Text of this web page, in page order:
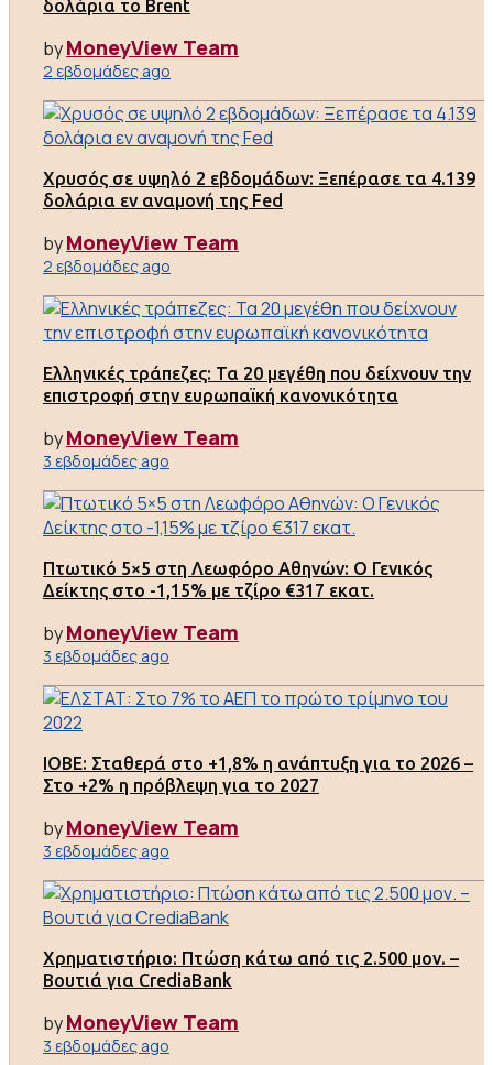
δολάρια το Brent
byMoneyView Team
2 εβδομάδες ago
Χρυσός σε υψηλό 2 εβδομάδων: Ξεπέρασε τα 4.139
δολάρια εν αναμονή της Fed
byMoneyView Team
2 εβδομάδες ago
Ελληνικές τράπεζες: Τα 20 μεγέθη που δείχνουν την
επιστροφή στην ευρωπαϊκή κανονικότητα
byMoneyView Team
3 εβδομάδες ago
Πτωτικό 5×5 στη Λεωφόρο Αθηνών: Ο Γενικός
Δείκτης στο -1,15% με τζίρο €317 εκατ.
byMoneyView Team
3 εβδομάδες ago
ΙΟΒΕ: Σταθερά στο +1,8% η ανάπτυξη για το 2026 –
Στο +2% η πρόβλεψη για το 2027
byMoneyView Team
3 εβδομάδες ago
Χρηματιστήριο: Πτώση κάτω από τις 2.500 μον. –
Βουτιά για CrediaBank
byMoneyView Team
3 εβδομάδες ago